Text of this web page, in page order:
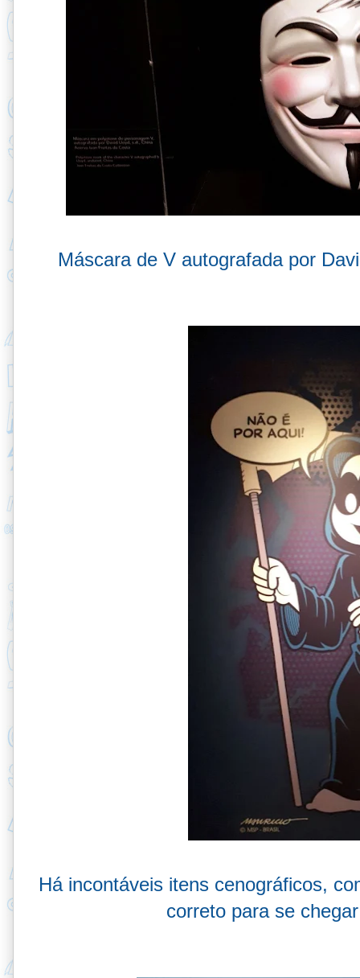
Máscara de V autografada por
Há incontáveis itens cenográficos,
correto para se